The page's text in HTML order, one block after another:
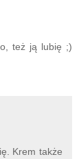
też ją lubię ;)
Krem także